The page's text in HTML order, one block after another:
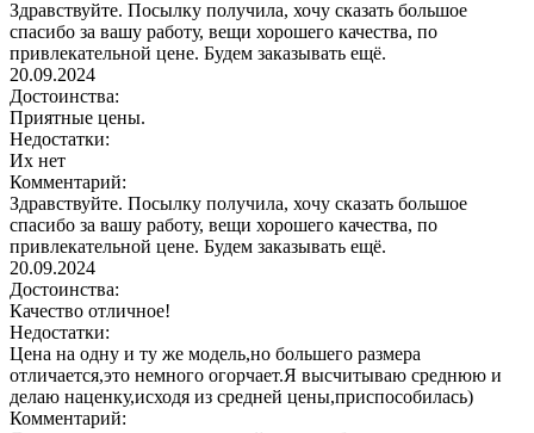
Здравствуйте. Посылку получила, хочу сказать большое
спасибо за вашу работу, вещи хорошего качества, по
привлекательной цене. Будем заказывать ещё.
20.09.2024
Достоинства:
Приятные цены.
Недостатки:
Их нет
Комментарий:
Здравствуйте. Посылку получила, хочу сказать большое
спасибо за вашу работу, вещи хорошего качества, по
привлекательной цене. Будем заказывать ещё.
20.09.2024
Достоинства:
Качество отличное!
Недостатки:
Цена на одну и ту же модель,но большего размера
отличается,это немного огорчает.Я высчитываю среднюю и
делаю наценку,исходя из средней цены,приспособилась)
Комментарий: